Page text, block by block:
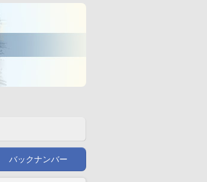
バックナンバー